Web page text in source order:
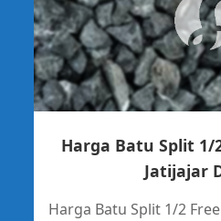
Harga Batu Split 1/
Jatijajar
Harga Batu Split 1/2